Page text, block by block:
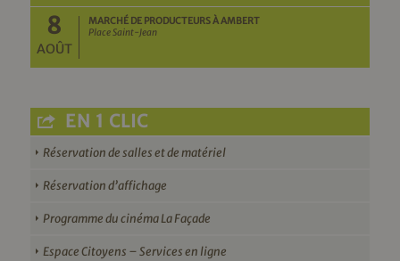
8
AOÛT
MARCHÉ DE PRODUCTEURS À AMBERT
Place Saint-Jean
EN 1 CLIC
Réservation de salles et de matériel
Réservation d’affichage
Programme du cinéma La Façade
Espace Citoyens – Services en ligne